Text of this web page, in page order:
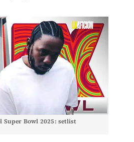
Super Bowl 2025: setlist